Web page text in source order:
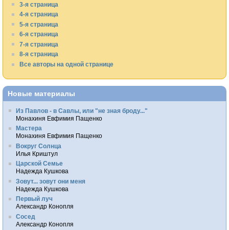
3-я страница
4-я страница
5-я страница
6-я страница
7-я страница
8-я страница
Все авторы на одной странице
Новые материалы
Из Павлов - в Савлы, или "не зная броду..."
Монахиня Евфимия Пащенко
Мастера
Монахиня Евфимия Пащенко
Вокруг Солнца
Илья Криштул
Царской Семье
Надежда Кушкова
Зовут... зовут они меня
Надежда Кушкова
Первый луч
Александр Конопля
Сосед
Александр Конопля